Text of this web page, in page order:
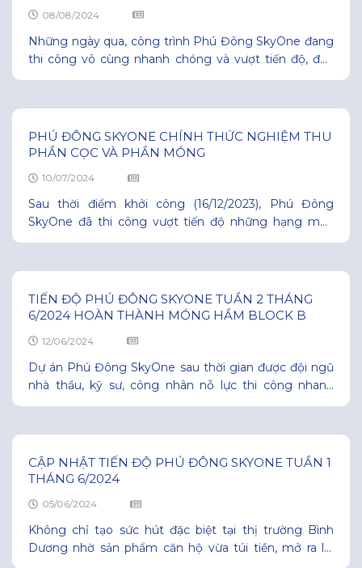
08/08/2024
Những ngày qua, công trình Phú Đông SkyOne đang
thi công vô cùng nhanh chóng và vượt tiến độ, đến
cũng đang thi công để đảm bảo tiến độ bàn giao sớm
PHÚ ĐÔNG SKYONE CHÍNH THỨC NGHIỆM THU
PHẦN CỌC VÀ PHẦN MÓNG
10/07/2024
Sau thời điểm khởi công (16/12/2023), Phú Đông
SkyOne đã thi công vượt tiến độ những hạng mục
quan trọng nhất, hoàn thành 100% phần cọc và phần
nhanh chóng. Phú Đông SkyOne tọa lạc tại vị trí tâm
điểm vàng đô
TIẾN ĐỘ PHÚ ĐÔNG SKYONE TUẦN 2 THÁNG
6/2024 HOÀN THÀNH MÓNG HẦM BLOCK B
12/06/2024
Dự án Phú Đông SkyOne sau thời gian được đội ngũ
nhà thầu, kỹ sư, công nhân nỗ lực thi công nhanh
tông lót, lắp dựng cốt thép, cốp pha, đổ
CẬP NHẬT TIẾN ĐỘ PHÚ ĐÔNG SKYONE TUẦN 1
THÁNG 6/2024
05/06/2024
Không chỉ tạo sức hút đặc biệt tại thị trường Bình
Dương nhờ sản phẩm căn hộ vừa túi tiền, mở ra lối